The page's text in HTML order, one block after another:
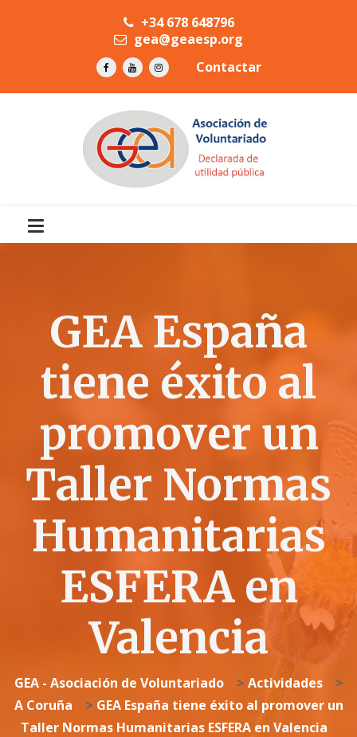
+34 678 648796
gea@geaesp.org
Contactar
GEA España
tiene éxito al
promover un
Taller Normas
Humanitarias
ESFERA en
Valencia
GEA - Asociación de Voluntariado > Actividades
>
A Coruña
> GEA España tiene éxito al promover un
Taller Normas Humanitarias ESFERA en Valencia